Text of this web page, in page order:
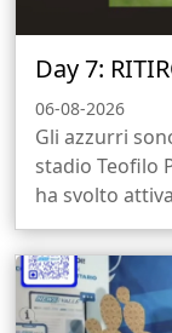
Day 7:
06-08-2026
Gli azzurri
stadio Teofilo
ha svolto